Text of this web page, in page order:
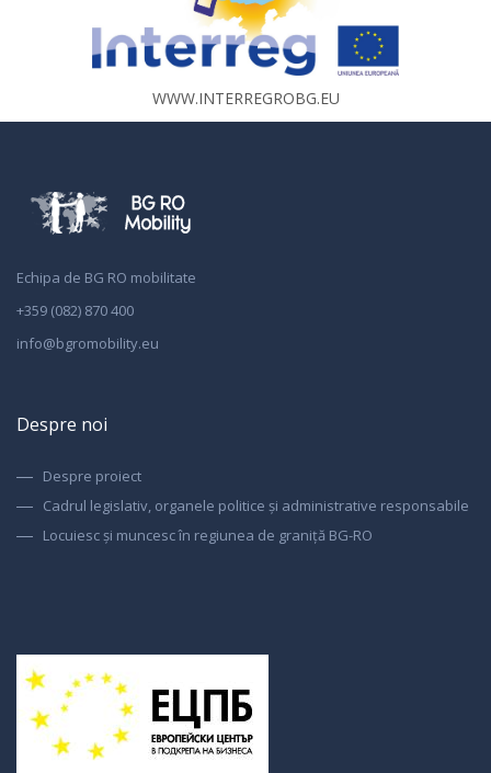
WWW.INTERREGROBG.EU
Echipa de BG RO mobilitate
+359 (082) 870 400
info@bgromobility.eu
Despre noi
Despre proiect
Cadrul legislativ, organele politice și administrative responsabile
Locuiesc și muncesc în regiunea de graniță BG-RO